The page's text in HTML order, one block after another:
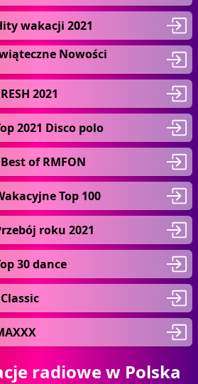
wakacji 2021
Nowości
2021
2021 Disco polo
of RMFON
Top 100
roku 2021
30 dance
radiowe w Polska